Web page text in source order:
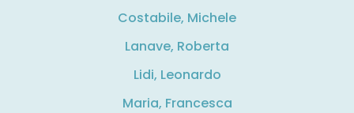
Costabile, Michele
Lanave, Roberta
Lidi, Leonardo
Maria, Francesca